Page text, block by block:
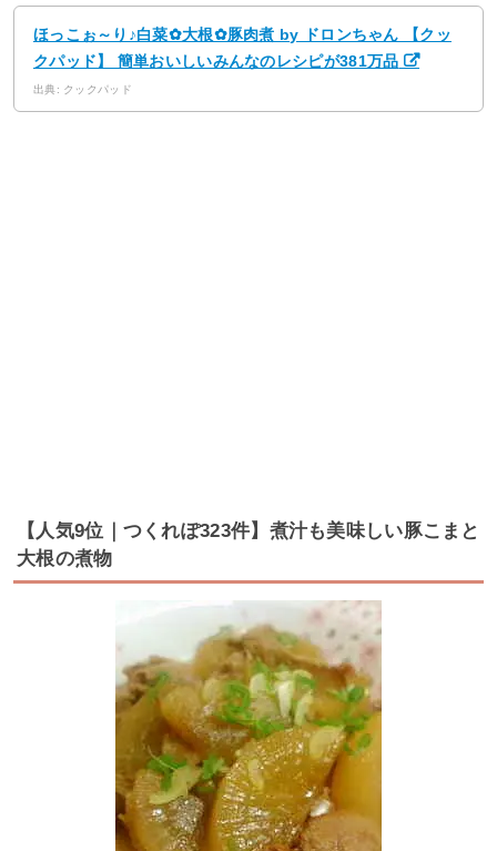
ほっこぉ～り♪白菜✿大根✿豚肉煮 by ドロンちゃん 【クッ
クパッド】 簡単おいしいみんなのレシピが381万品
出典: クックパッド
【人気9位｜つくれぽ323件】煮汁も美味しい豚こまと
大根の煮物